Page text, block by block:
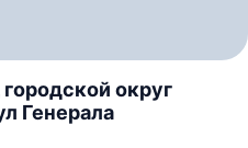
округ
Генерала